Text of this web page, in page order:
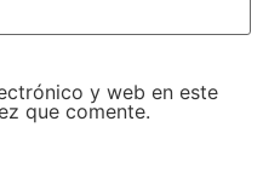
y web en este
que comente.